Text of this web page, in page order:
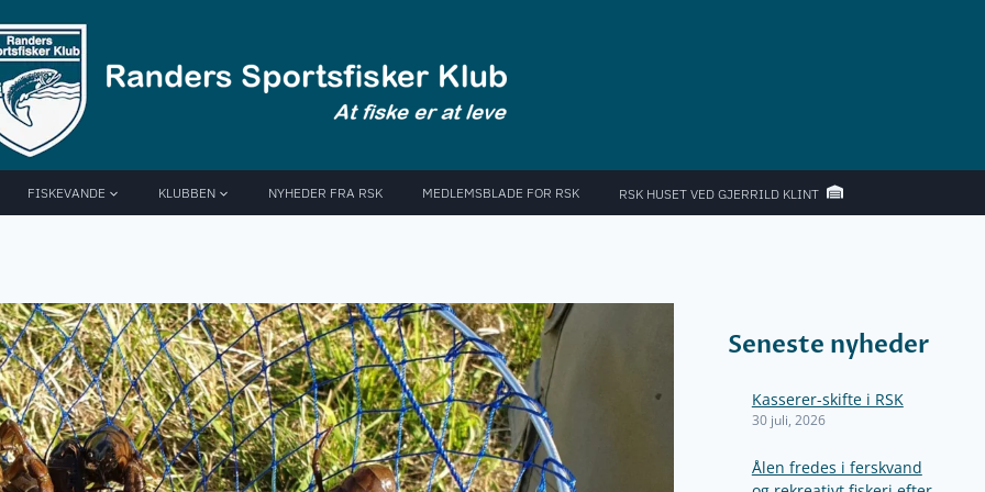
FISKEVANDE KLUBBEN NYHEDER FRA RSK MEDLEMSBLADE FOR RSK RSK HUSET VED GJERRILD KLINT
Seneste nyheder
Kasserer-skifte i RSK
30 juli, 2026
Ålen fredes i ferskvand